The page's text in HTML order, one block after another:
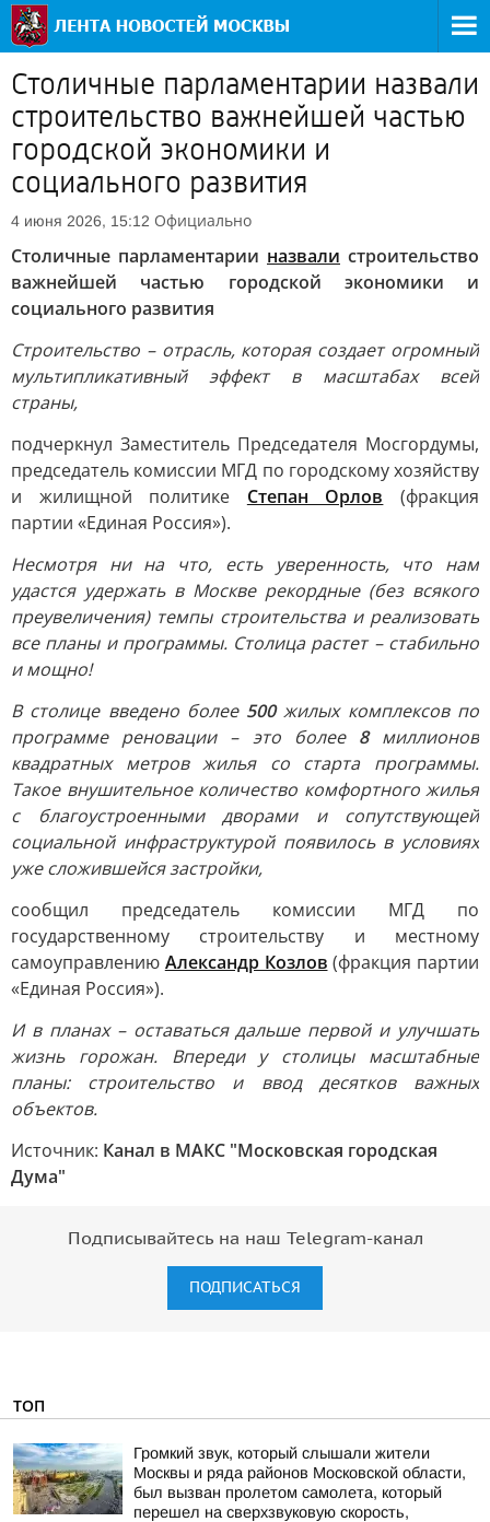
Столичные парламентарии назвали
строительство важнейшей частью
городской экономики и
социального развития
4 июня 2026, 15:12 Официально
Столичные парламентарии назвали строительство
важнейшей частью городской экономики и
социального развития
Строительство – отрасль, которая создает огромный
мультипликативный эффект в масштабах всей
страны,
подчеркнул Заместитель Председателя Мосгордумы,
председатель комиссии МГД по городскому хозяйству
и жилищной политике Степан Орлов (фракция
партии «Единая Россия»).
Несмотря ни на что, есть уверенность, что нам
удастся удержать в Москве рекордные (без всякого
преувеличения) темпы строительства и реализовать
все планы и программы. Столица растет – стабильно
и мощно!
В столице введено более 500жилых комплексов по
программе реновации – это более 8миллионов
квадратных метров жилья со старта программы.
Такое внушительное количество комфортного жилья
с благоустроенными дворами и сопутствующей
социальной инфраструктурой появилось в условиях
уже сложившейся застройки,
сообщил председатель комиссии МГД по
государственному строительству и местному
самоуправлению Александр Козлов (фракция партии
«Единая Россия»).
И в планах – оставаться дальше первой и улучшать
жизнь горожан. Впереди у столицы масштабные
планы: строительство и ввод десятков важных
объектов.
Источник: Канал в МАКС "Московская городская
Дума"
Подписывайтесь на наш Telegram-канал
ПОДПИСАТЬСЯ
ТОП
Громкий звук, который слышали жители
Москвы и ряда районов Московской области,
был вызван пролетом самолета, который
перешел на сверхзвуковую скорость,